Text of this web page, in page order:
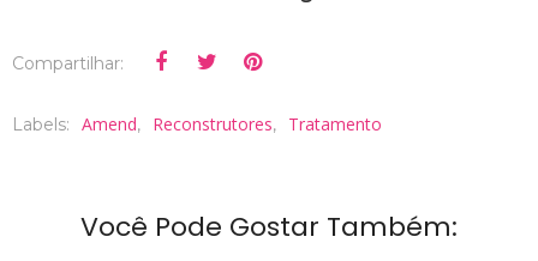
Compartilhar:
Labels: Amend, Reconstrutores, Tratamento
Você Pode Gostar Também: